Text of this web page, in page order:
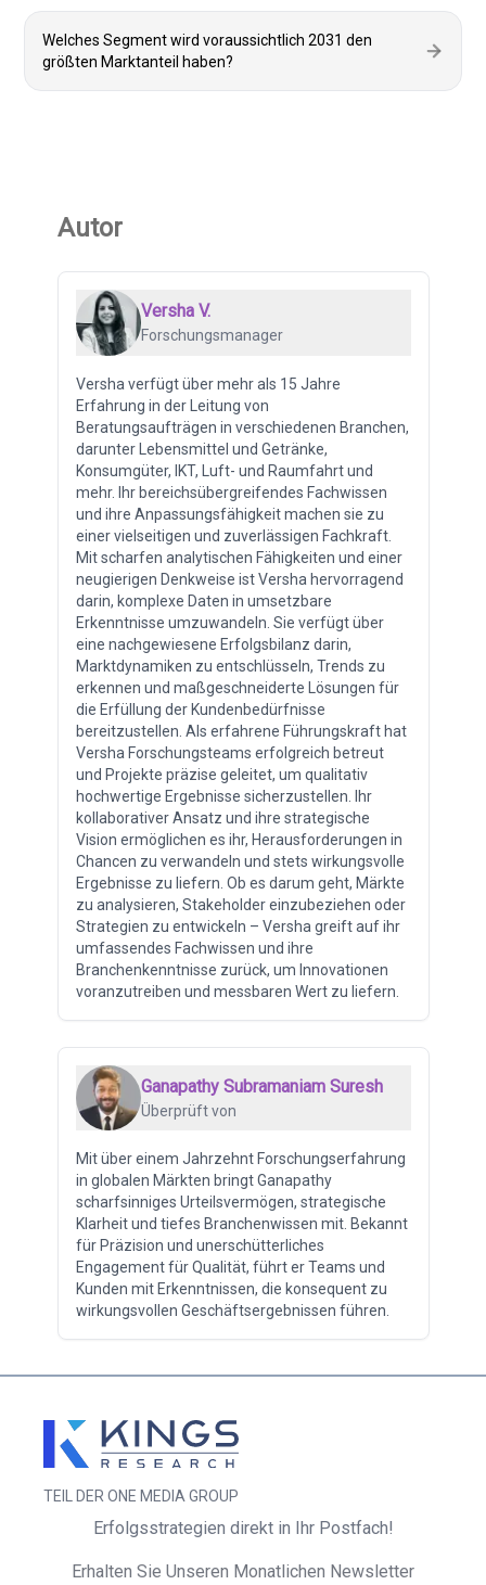
Welches Segment wird voraussichtlich 2031 den
größten Marktanteil haben?
Autor
Versha V.
Forschungsmanager
Versha verfügt über mehr als 15 Jahre
Erfahrung in der Leitung von
Beratungsaufträgen in verschiedenen Branchen,
darunter Lebensmittel und Getränke,
Konsumgüter, IKT, Luft- und Raumfahrt und
mehr. Ihr bereichsübergreifendes Fachwissen
und ihre Anpassungsfähigkeit machen sie zu
einer vielseitigen und zuverlässigen Fachkraft.
Mit scharfen analytischen Fähigkeiten und einer
neugierigen Denkweise ist Versha hervorragend
darin, komplexe Daten in umsetzbare
Erkenntnisse umzuwandeln. Sie verfügt über
eine nachgewiesene Erfolgsbilanz darin,
Marktdynamiken zu entschlüsseln, Trends zu
erkennen und maßgeschneiderte Lösungen für
die Erfüllung der Kundenbedürfnisse
bereitzustellen. Als erfahrene Führungskraft hat
Versha Forschungsteams erfolgreich betreut
und Projekte präzise geleitet, um qualitativ
hochwertige Ergebnisse sicherzustellen. Ihr
kollaborativer Ansatz und ihre strategische
Vision ermöglichen es ihr, Herausforderungen in
Chancen zu verwandeln und stets wirkungsvolle
Ergebnisse zu liefern. Ob es darum geht, Märkte
zu analysieren, Stakeholder einzubeziehen oder
Strategien zu entwickeln – Versha greift auf ihr
umfassendes Fachwissen und ihre
Branchenkenntnisse zurück, um Innovationen
voranzutreiben und messbaren Wert zu liefern.
Ganapathy Subramaniam Suresh
Überprüft von
Mit über einem Jahrzehnt Forschungserfahrung
in globalen Märkten bringt Ganapathy
scharfsinniges Urteilsvermögen, strategische
Klarheit und tiefes Branchenwissen mit. Bekannt
für Präzision und unerschütterliches
Engagement für Qualität, führt er Teams und
Kunden mit Erkenntnissen, die konsequent zu
wirkungsvollen Geschäftsergebnissen führen.
TEIL DER ONE MEDIA GROUP
Erfolgsstrategien direkt in Ihr Postfach!
Erhalten Sie Unseren Monatlichen Newsletter